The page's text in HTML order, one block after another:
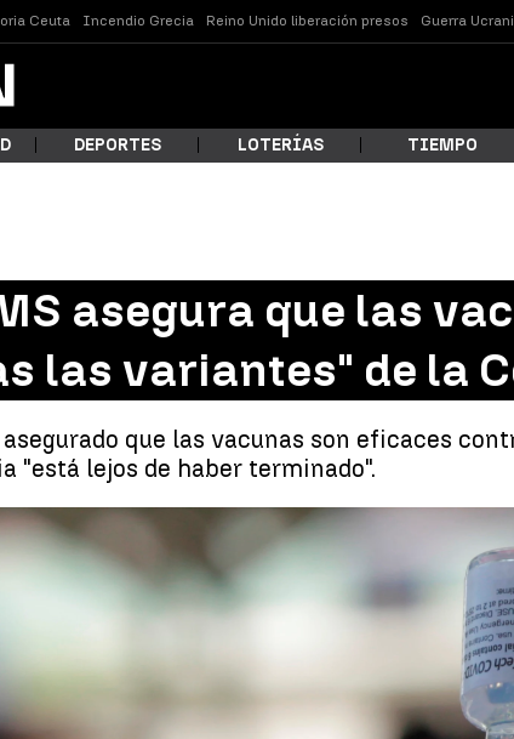
Ceuta Incendio Grecia Reino Unido liberación presos Guerra
¿Qué estás
Buscar
DEPORTES LOTERÍAS TIEMPO
asegura que las
las variantes" de la
asegurado que las vacunas son eficaces
"está lejos de haber terminado".
La